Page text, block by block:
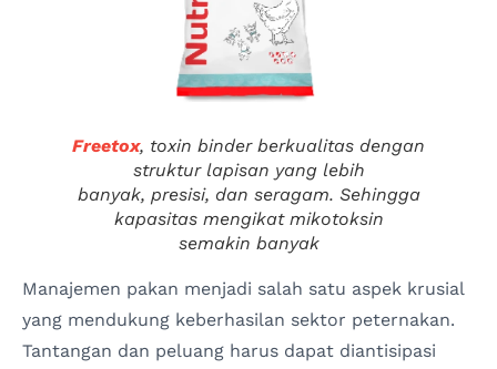
Freetox, toxin binder berkualitas dengan
struktur lapisan yang lebih
banyak, presisi, dan seragam. Sehingga
kapasitas mengikat mikotoksin
semakin banyak
Manajemen pakan menjadi salah satu aspek krusial
yang mendukung keberhasilan sektor peternakan.
Tantangan dan peluang harus dapat diantisipasi